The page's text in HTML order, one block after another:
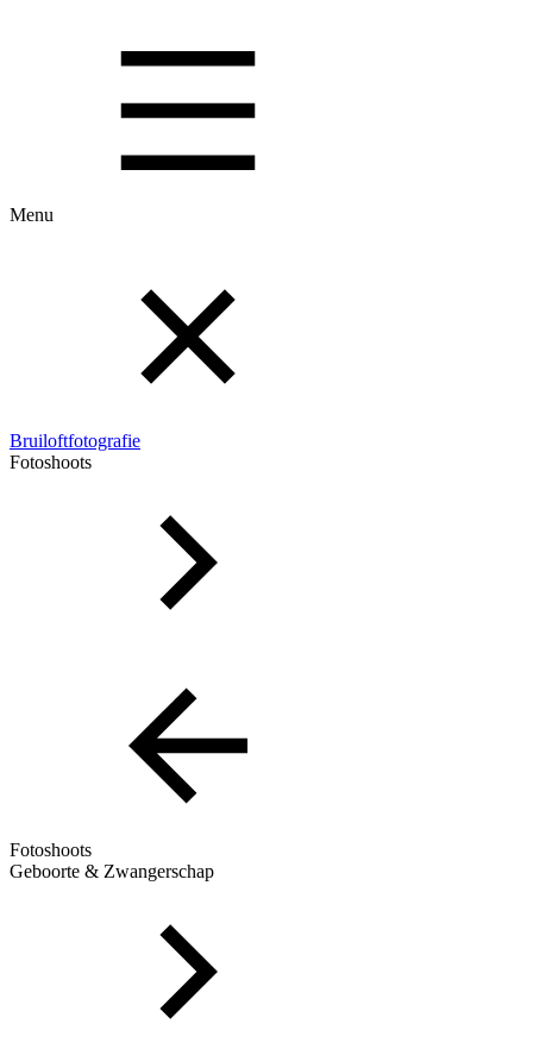
Menu
Bruiloftfotografie
Fotoshoots
Fotoshoots
Geboorte & Zwangerschap